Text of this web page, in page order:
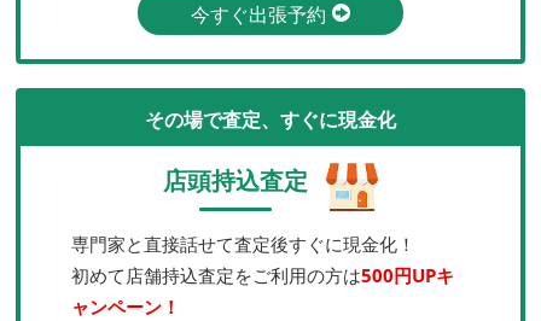
今すぐ出張予約
その場で査定、すぐに現金化
店頭持込査定
専門家と直接話せて査定後すぐに現金化！
初めて店舗持込査定をご利用の方は500円UPキ
ャンペーン！